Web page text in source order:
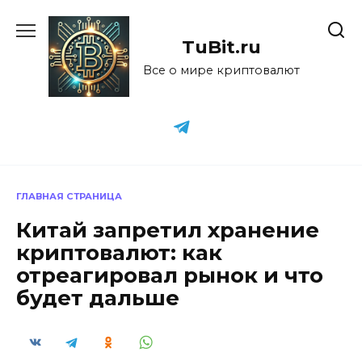
содержанию
TuBit.ru
Все о мире криптовалют
ГЛАВНАЯ СТРАНИЦА
Китай запретил хранение
криптовалют: как
отреагировал рынок и что
будет дальше